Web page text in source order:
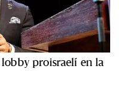
proisraelí en la